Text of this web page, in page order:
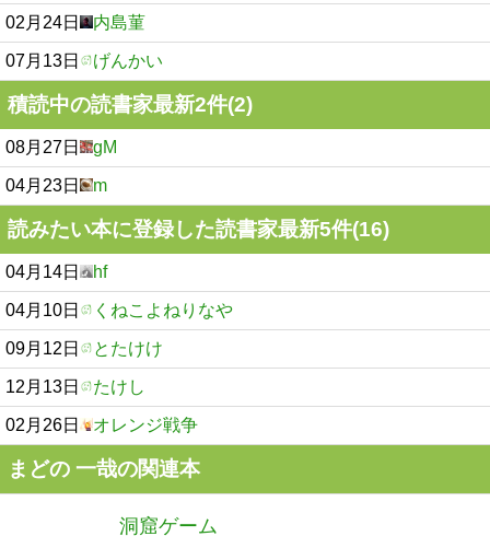
02月24日 内島菫
07月13日 げんかい
積読中の読書家最新2件(2)
08月27日 gM
04月23日 m
読みたい本に登録した読書家最新5件(16)
04月14日 hf
04月10日 くねこよねりなや
09月12日 とたけけ
12月13日 たけし
02月26日 オレンジ戦争
まどの 一哉の関連本
洞窟ゲーム